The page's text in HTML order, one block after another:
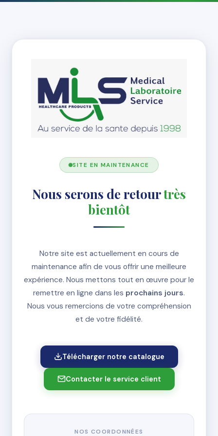
SITE EN MAINTENANCE
Nous serons de retourtrès
bientôt
Notre site est actuellement en cours de
maintenance afin de vous offrir une meilleure
expérience. Nous mettons tout en œuvre pour le
remettre en ligne dans les prochains jours.
Nous vous remercions de votre compréhension
et de votre fidélité.
Télécharger notre catalogue
Contacter le service client
NOS COORDONNÉES